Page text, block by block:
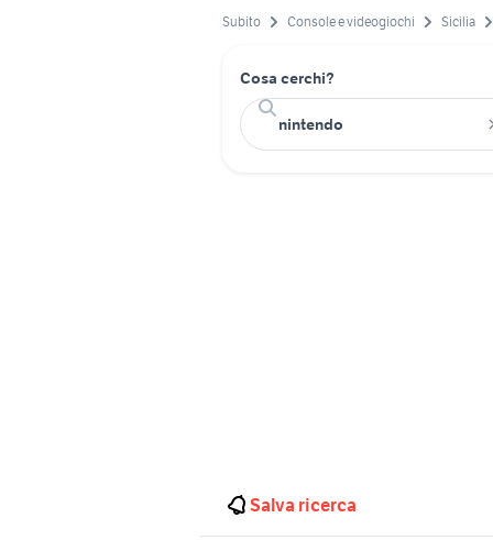
Subito Console e videogiochi Sicilia
Cosa cerchi?
Salva ricerca